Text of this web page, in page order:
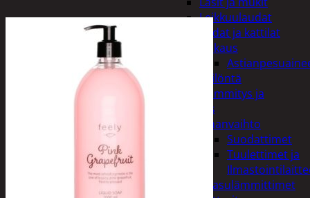
Leikkuulaudat
Padat ja kattilat
Tiskaus
Säilöntä
Kodin lämmitys ja
tuuletus
Ilmanvaihto
Suodattimet
Tuulettimet ja
Kaasulämmittimet